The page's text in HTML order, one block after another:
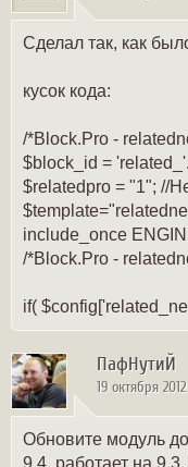
Сделал так, как
кусок кода:
/*Block.Pro -
$block_id =
$relatedpro = "1"; //
include_once
/*Block.Pro -
if(
ПафНутиЙ
19 октября
Обновите модуль